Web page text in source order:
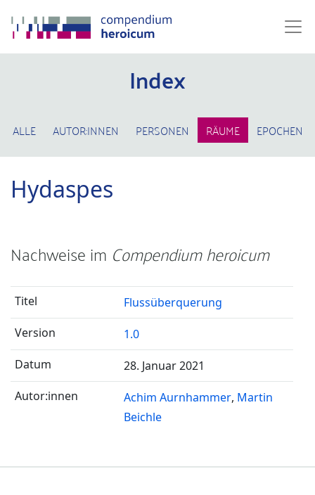
Index
ALLE AUTOR:INNEN PERSONEN RÄUME EPOCHEN
Hydaspes
Nachweise im Compendium heroicum
Flussüberquerung
1.0
28. Januar 2021
Achim Aurnhammer Martin
Beichle